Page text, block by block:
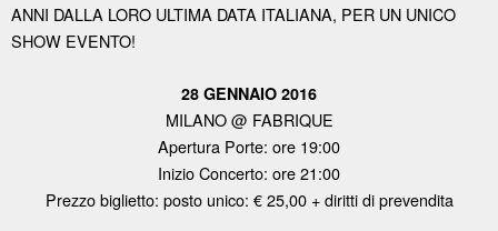
ANNI DALLA LORO ULTIMA DATA ITALIANA, PER UN UNICO
SHOW EVENTO!
28 GENNAIO 2016
MILANO @ FABRIQUE
Apertura Porte: ore 19:00
Inizio Concerto: ore 21:00
Prezzo biglietto: posto unico: € 25,00 + diritti di prevendita